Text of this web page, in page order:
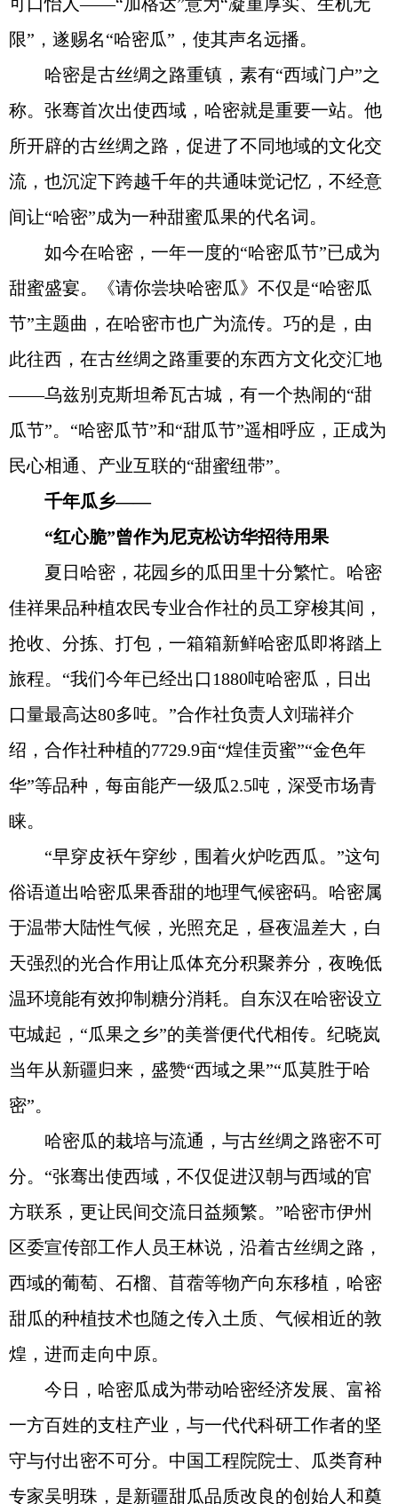
限”，遂赐名“哈密瓜”，使其声名远播。
哈密是古丝绸之路重镇，素有“西域门户”之
称。张骞首次出使西域，哈密就是重要一站。他
所开辟的古丝绸之路，促进了不同地域的文化交
流，也沉淀下跨越千年的共通味觉记忆，不经意
间让“哈密”成为一种甜蜜瓜果的代名词。
如今在哈密，一年一度的“哈密瓜节”已成为
甜蜜盛宴。《请你尝块哈密瓜》不仅是“哈密瓜
节”主题曲，在哈密市也广为流传。巧的是，由
此往西，在古丝绸之路重要的东西方文化交汇地
——乌兹别克斯坦希瓦古城，有一个热闹的“甜
瓜节”。“哈密瓜节”和“甜瓜节”遥相呼应，正成为
民心相通、产业互联的“甜蜜纽带”。
千年瓜乡——
“红心脆”曾作为尼克松访华招待用果
夏日哈密，花园乡的瓜田里十分繁忙。哈密
佳祥果品种植农民专业合作社的员工穿梭其间，
抢收、分拣、打包，一箱箱新鲜哈密瓜即将踏上
旅程。“我们今年已经出口1880吨哈密瓜，日出
口量最高达80多吨。”合作社负责人刘瑞祥介
绍，合作社种植的7729.9亩“煌佳贡蜜”“金色年
华”等品种，每亩能产一级瓜2.5吨，深受市场青
睐。
“早穿皮袄午穿纱，围着火炉吃西瓜。”这句
俗语道出哈密瓜果香甜的地理气候密码。哈密属
于温带大陆性气候，光照充足，昼夜温差大，白
天强烈的光合作用让瓜体充分积聚养分，夜晚低
温环境能有效抑制糖分消耗。自东汉在哈密设立
屯城起，“瓜果之乡”的美誉便代代相传。纪晓岚
当年从新疆归来，盛赞“西域之果”“瓜莫胜于哈
密”。
哈密瓜的栽培与流通，与古丝绸之路密不可
分。“张骞出使西域，不仅促进汉朝与西域的官
方联系，更让民间交流日益频繁。”哈密市伊州
区委宣传部工作人员王林说，沿着古丝绸之路，
西域的葡萄、石榴、苜蓿等物产向东移植，哈密
甜瓜的种植技术也随之传入土质、气候相近的敦
煌，进而走向中原。
今日，哈密瓜成为带动哈密经济发展、富裕
一方百姓的支柱产业，与一代代科研工作者的坚
守与付出密不可分。中国工程院院士、瓜类育种
专家吴明珠，是新疆甜瓜品质改良的创始人和奠